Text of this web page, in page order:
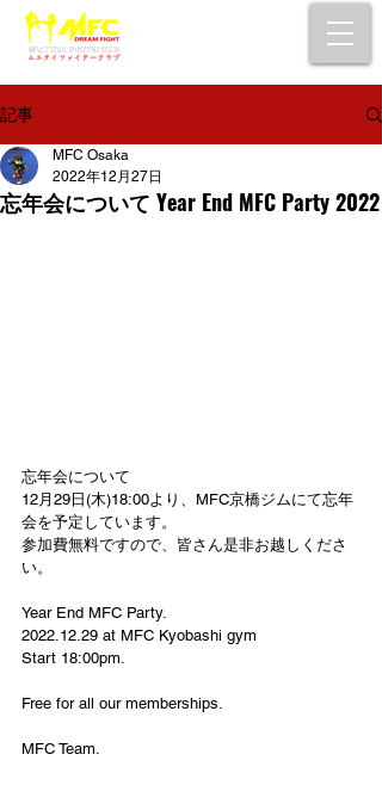
記事
忘年会について Year End MFC Party 2022
MFC Osaka
2022年12月27日
忘年会について
12月29日(木)18:00より、MFC京橋ジムにて忘年
会を予定しています。
参加費無料ですので、皆さん是非お越しくださ
い。
Year End MFC Party.
2022.12.29 at MFC Kyobashi gym
Start 18:00pm.
Free for all our memberships.
MFC Team.